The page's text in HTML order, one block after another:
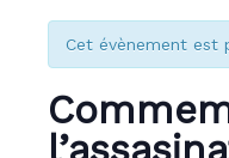
Cet évènement est